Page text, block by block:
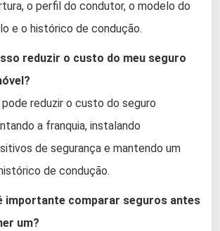
o perfil do condutor, o modelo do
e o histórico de condução.
reduzir o custo do meu seguro
reduzir o custo do seguro
a franquia, instalando
de segurança e mantendo um
de condução.
importante comparar seguros antes
um?